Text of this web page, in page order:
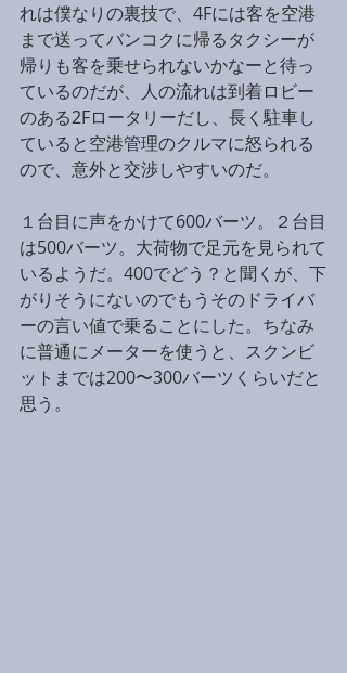
れは僕なりの裏技で、4Fには客を空港
まで送ってバンコクに帰るタクシーが
帰りも客を乗せられないかなーと待っ
ているのだが、人の流れは到着ロビー
のある2Fロータリーだし、長く駐車し
ていると空港管理のクルマに怒られる
ので、意外と交渉しやすいのだ。
１台目に声をかけて600バーツ。２台目
は500バーツ。大荷物で足元を見られて
いるようだ。400でどう？と聞くが、下
がりそうにないのでもうそのドライバ
ーの言い値で乗ることにした。ちなみ
に普通にメーターを使うと、スクンビ
ットまでは200〜300バーツくらいだと
思う。